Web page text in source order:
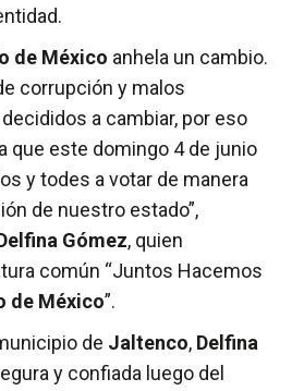
de México anhela un cambio.
corrupción y malos
a cambiar, por eso
que este domingo 4 de junio
y todes a votar de manera
de nuestro estado”,
Gómez, quien
común “Juntos Hacemos
de México”.
de Jaltenco, Delfina
y confiada luego del